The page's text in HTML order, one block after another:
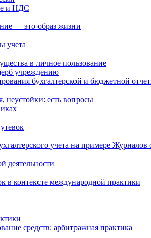
и НДС
— это образ жизни
учета
в личное пользование
учреждению
бухгалтерской и бюджетной
неустойки: есть вопросы
учета на примере Журналов
деятельности
в контексте международной практики
средств: арбитражная практика